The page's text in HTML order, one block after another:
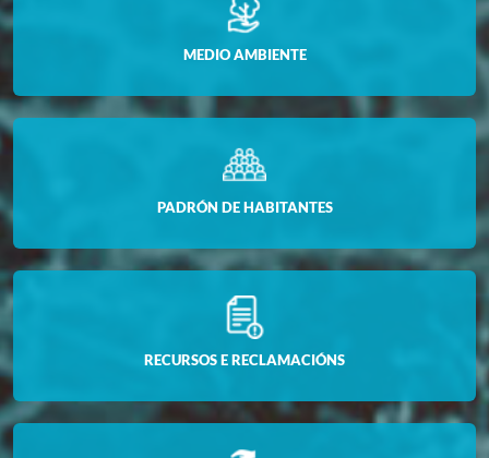
MEDIO AMBIENTE
PADRÓN DE HABITANTES
RECURSOS E RECLAMACIÓNS